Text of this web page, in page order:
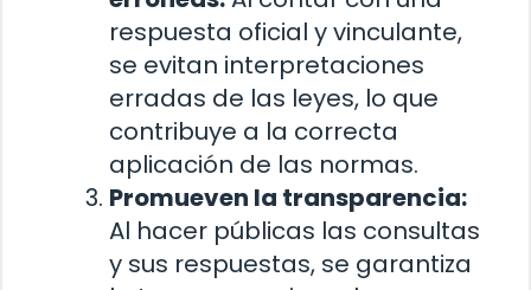
respuesta oficial y vinculante,
se evitan interpretaciones
erradas de las leyes, lo que
contribuye a la correcta
aplicación de las normas.
Promueven la transparencia:
Al hacer públicas las consultas
y sus respuestas, se garantiza